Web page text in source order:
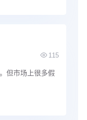
115
但市场上很多假